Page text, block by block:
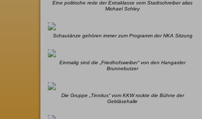
Eine politische rede der Extraklasse vom Stadtschreiber alias
Michael Schley
Schautänze gehören immer zum Programm der NKA Sitzung
Einmalig sind die „Friedhofsweiber“ von den Hangarder
Brunnebutzer
Die Gruppe „Tinnitus“ vom KKW rockte die Bühne der
Gebläsehalle